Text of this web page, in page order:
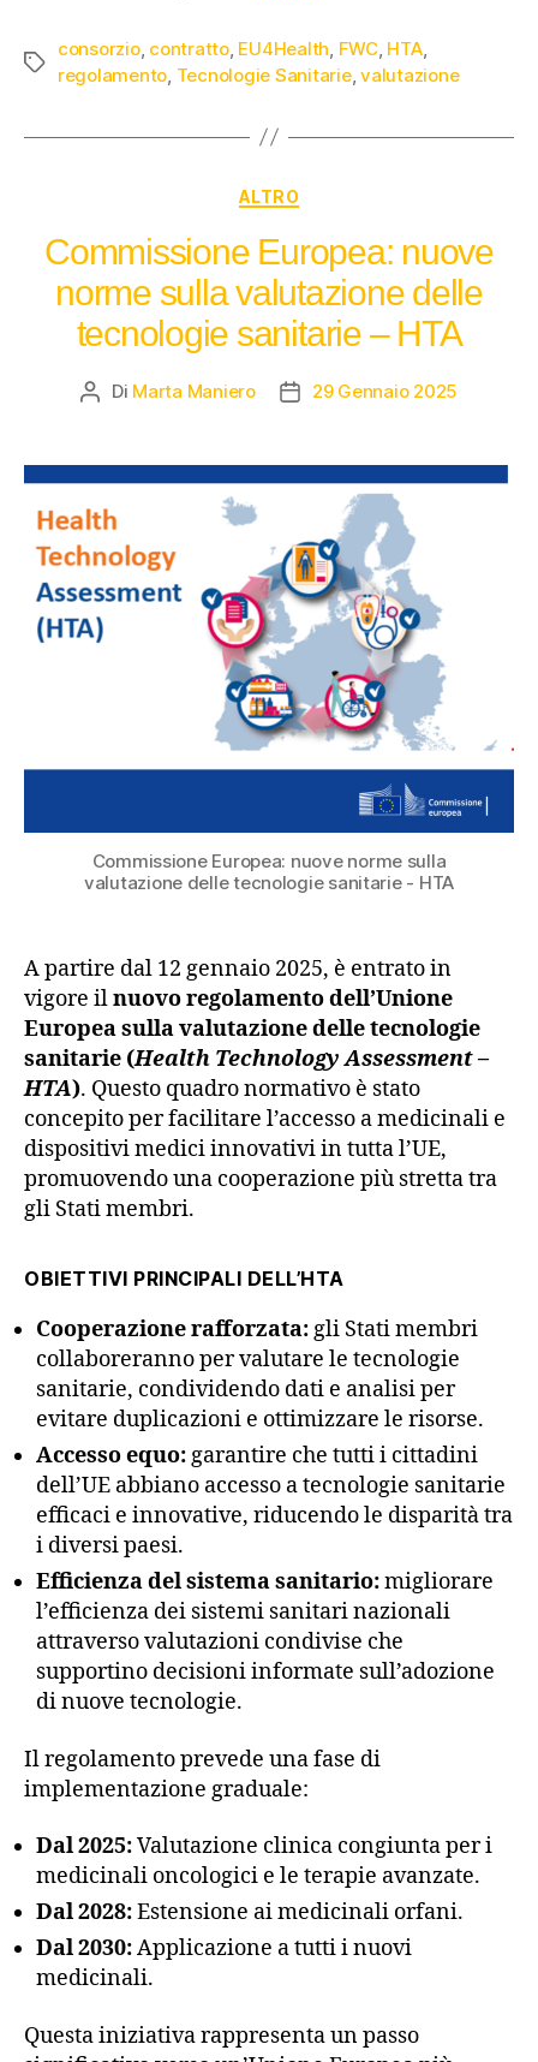
consorzio, contratto, EU4Health, FWC, HTA,
regolamento, Tecnologie Sanitarie,valutazione
ALTRO
Commissione Europea: nuove
norme sulla valutazione delle
tecnologie sanitarie – HTA
Di Marta Maniero 29 Gennaio 2025
Commissione Europea: nuove norme sulla
valutazione delle tecnologie sanitarie - HTA
A partire dal 12 gennaio 2025, è entrato in
vigore ilnuovo regolamento dell’Unione
Europea sulla valutazione delle tecnologie
sanitarie (Health Technology Assessment–
HTA). Questo quadro normativo è stato
concepito per facilitare l’accesso a medicinali e
dispositivi medici innovativi in tutta l’UE,
promuovendo una cooperazione più stretta tra
gli Stati membri.
OBIETTIVI PRINCIPALI DELL’HTA
Cooperazione rafforzata:gli Stati membri
collaboreranno per valutare le tecnologie
sanitarie, condividendo dati e analisi per
evitare duplicazioni e ottimizzare le risorse.
Accesso equo:garantire che tutti i cittadini
dell’UE abbiano accesso a tecnologie sanitarie
efficaci e innovative, riducendo le disparità tra
i diversi paesi.
Efficienza del sistema sanitario:migliorare
l’efficienza dei sistemi sanitari nazionali
attraverso valutazioni condivise che
supportino decisioni informate sull’adozione
di nuove tecnologie.
Il regolamento prevede una fase di
implementazione graduale:
Dal 2025:Valutazione clinica congiunta per i
medicinali oncologici e le terapie avanzate.
Dal 2028:Estensione ai medicinali orfani.
Dal 2030:Applicazione a tutti i nuovi
medicinali.
Questa iniziativa rappresenta un passo